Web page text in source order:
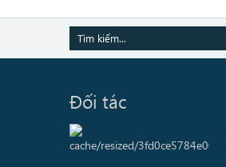
Đối tác